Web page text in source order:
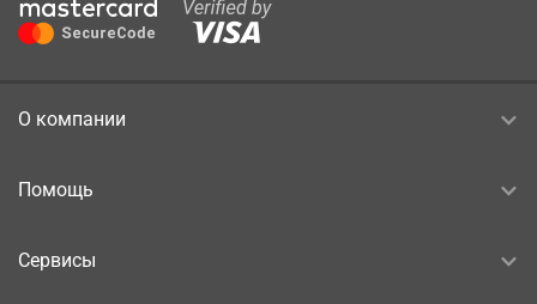
О компании
Помощь
Сервисы